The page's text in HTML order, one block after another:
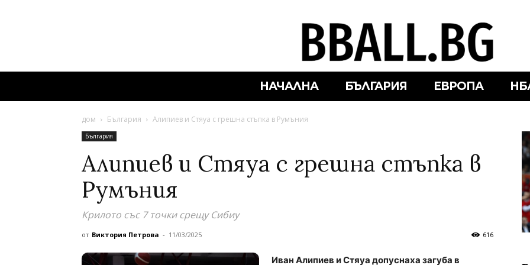
НАЧАЛНА БЪЛГАРИЯ ЕВРОПА
дом България Алипиев и Стяуа с грешна стъпка в Румъния
България
Алипиев и Стяуа с грешна стъпка в
Румъния
Крилото със 7 точки срещу Сибиу
от Виктория Петрова - 11/03/2025 616
Иван Алипиев и Стяуа допуснаха загуба в